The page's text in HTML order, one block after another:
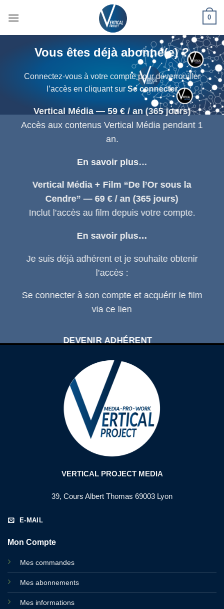
0
Vous êtes déjà abonné(e) ?
Connectez-vous à votre compte pour déverrouiller
l’accès en cliquant sur Se connecter
Vertical Média — 59 € / an (365 jours)
Accès aux contenus Vertical Média pendant 1
an.
En savoir plus…
Vertical Média + Film “De l’Or sous la
Cendre” — 69 € / an (365 jours)
Inclut l’accès au film depuis votre compte.
En savoir plus…
Je suis déjà adhérent et je souhaite obtenir
l’accès :
Se connecterà son compte et acquérir le film
via ce lien
DEVENIR ADHÉRENT
SE CONNECTER À SON COMPTE
D'ADHÉRENT
VERTICAL PROJECT MEDIA
39, Cours Albert Thomas 69003 Lyon
E-MAIL
Mon Compte
Mes commandes
Mes abonnements
Mes informations